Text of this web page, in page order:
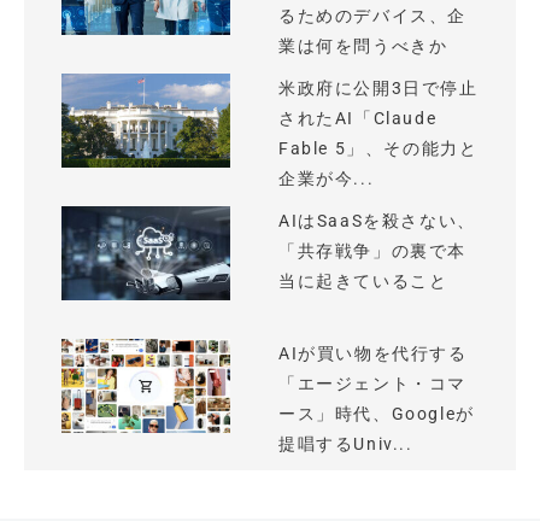
るためのデバイス、企
業は何を問うべきか
米政府に公開3日で停止
されたAI「Claude
Fable 5」、その能力と
企業が今...
AIはSaaSを殺さない、
「共存戦争」の裏で本
当に起きていること
AIが買い物を代行する
「エージェント・コマ
ース」時代、Googleが
提唱するUniv...